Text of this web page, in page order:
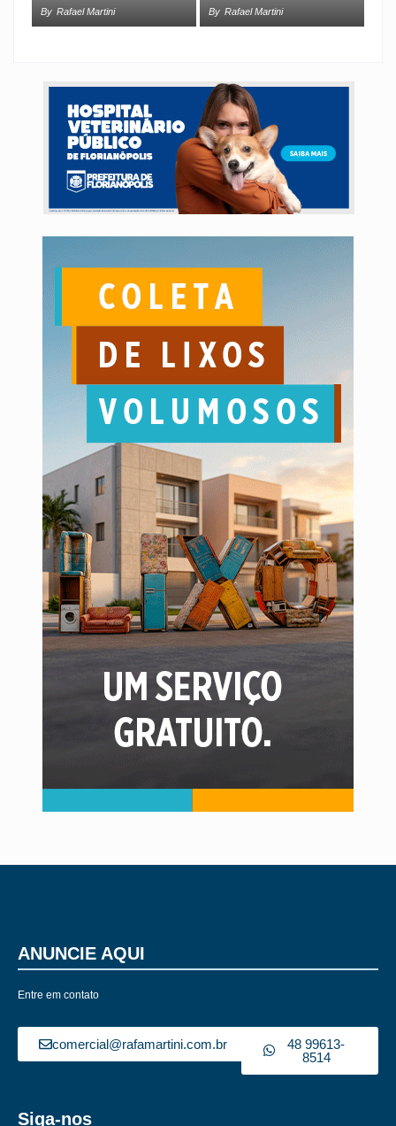
By Rafael Martini By Rafael Martini
ANUNCIE AQUI
Entre em contato
comercial@rafamartini.com.br
48 99613-
8514
Siga-nos